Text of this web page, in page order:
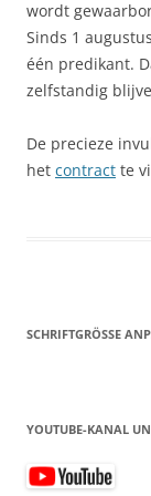
wordt
Sinds 1
één predikant.
zelfstandig
De precieze
het contract te
SCHRIFTGRÖSSE
YOUTUBE-KANAL